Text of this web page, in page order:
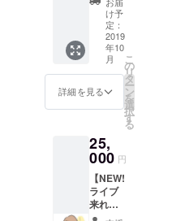
てご確
認くだ
さい。
後、チ
ケット
か優し
い未来
のHPに
てご確
認くだ
サイン
入り写
ちゃ
ん、
ANKAZ
U、優し
込めて
お礼の
メール
もお送
り致し
ます。
・10月
13日の
出版ラ
イブ招
待券 ・
プロ
ジェク
ト限定
タオル
うきん
になる
までの
作り方
付き) ・
もえ
け予
定：
2019
年10
月
詳細を見る
こ
の
リ
タ
ー
ン
を
選
択
す
る
25,
000 円
【NEW!
ライブ
来れな
い方